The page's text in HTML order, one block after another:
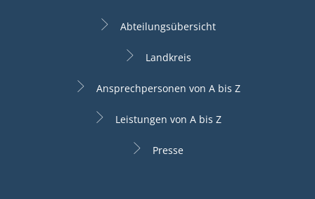
Abteilungsübersicht
Landkreis
Ansprechpersonen von A bis Z
Leistungen von A bis Z
Presse